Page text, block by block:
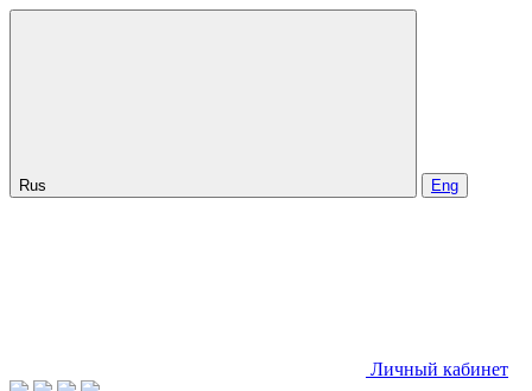
Rus Eng
Личный кабинет